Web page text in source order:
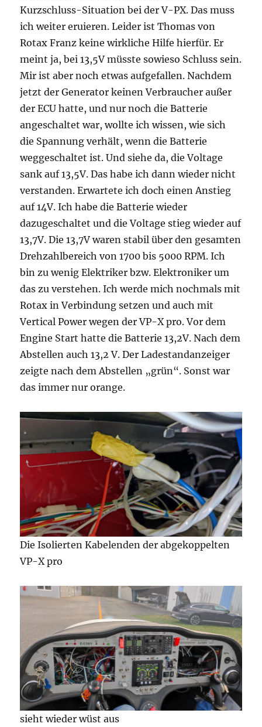
Kurzschluss-Situation bei der V-PX. Das muss
ich weiter eruieren. Leider ist Thomas von
Rotax Franz keine wirkliche Hilfe hierfür. Er
meint ja, bei 13,5V müsste sowieso Schluss sein.
Mir ist aber noch etwas aufgefallen. Nachdem
jetzt der Generator keinen Verbraucher außer
der ECU hatte, und nur noch die Batterie
angeschaltet war, wollte ich wissen, wie sich
die Spannung verhält, wenn die Batterie
weggeschaltet ist. Und siehe da, die Voltage
sank auf 13,5V. Das habe ich dann wieder nicht
verstanden. Erwartete ich doch einen Anstieg
auf 14V. Ich habe die Batterie wieder
dazugeschaltet und die Voltage stieg wieder auf
13,7V. Die 13,7V waren stabil über den gesamten
Drehzahlbereich von 1700 bis 5000 RPM. Ich
bin zu wenig Elektriker bzw. Elektroniker um
das zu verstehen. Ich werde mich nochmals mit
Rotax in Verbindung setzen und auch mit
Vertical Power wegen der VP-X pro. Vor dem
Engine Start hatte die Batterie 13,2V. Nach dem
Abstellen auch 13,2 V. Der Ladestandanzeiger
zeigte nach dem Abstellen „grün“. Sonst war
das immer nur orange.
Die Isolierten Kabelenden der abgekoppelten
VP-X pro
sieht wieder wüst aus